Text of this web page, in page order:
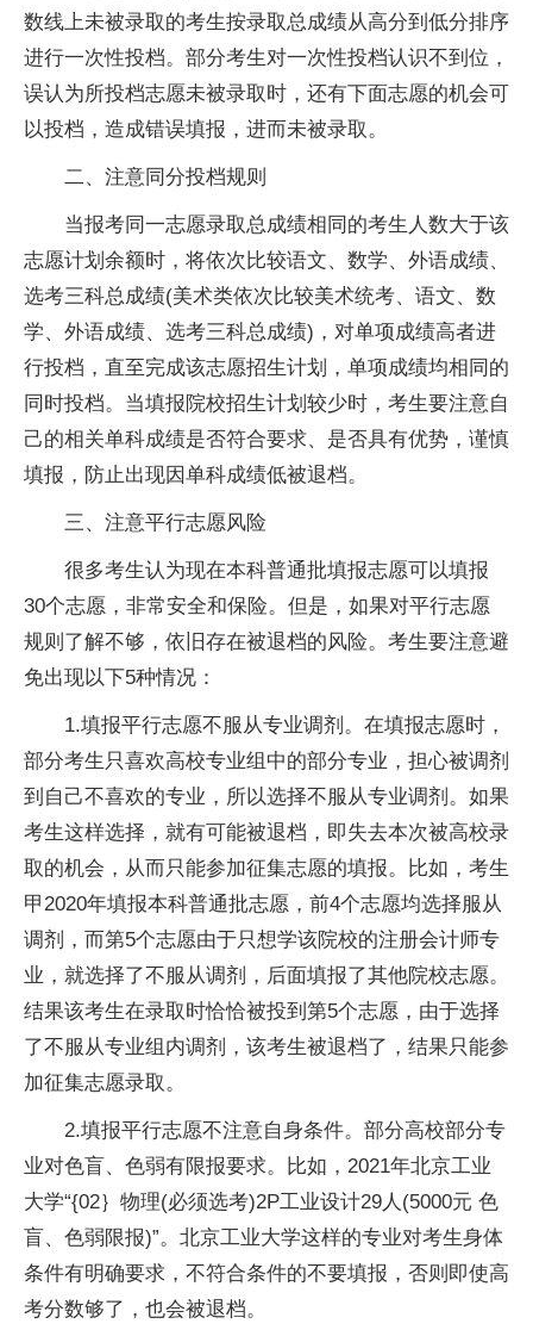
数线上未被录取的考生按录取总成绩从高分到低分排序
进行一次性投档。部分考生对一次性投档认识不到位，
误认为所投档志愿未被录取时，还有下面志愿的机会可
以投档，造成错误填报，进而未被录取。
二、注意同分投档规则
当报考同一志愿录取总成绩相同的考生人数大于该
志愿计划余额时，将依次比较语文、数学、外语成绩、
选考三科总成绩(美术类依次比较美术统考、语文、数
学、外语成绩、选考三科总成绩)，对单项成绩高者进
行投档，直至完成该志愿招生计划，单项成绩均相同的
同时投档。当填报院校招生计划较少时，考生要注意自
己的相关单科成绩是否符合要求、是否具有优势，谨慎
填报，防止出现因单科成绩低被退档。
三、注意平行志愿风险
很多考生认为现在本科普通批填报志愿可以填报
30个志愿，非常安全和保险。但是，如果对平行志愿
规则了解不够，依旧存在被退档的风险。考生要注意避
免出现以下5种情况：
1.填报平行志愿不服从专业调剂。在填报志愿时，
部分考生只喜欢高校专业组中的部分专业，担心被调剂
到自己不喜欢的专业，所以选择不服从专业调剂。如果
考生这样选择，就有可能被退档，即失去本次被高校录
取的机会，从而只能参加征集志愿的填报。比如，考生
甲2020年填报本科普通批志愿，前4个志愿均选择服从
调剂，而第5个志愿由于只想学该院校的注册会计师专
业，就选择了不服从调剂，后面填报了其他院校志愿。
结果该考生在录取时恰恰被投到第5个志愿，由于选择
了不服从专业组内调剂，该考生被退档了，结果只能参
加征集志愿录取。
2.填报平行志愿不注意自身条件。部分高校部分专
业对色盲、色弱有限报要求。比如，2021年北京工业
大学“{02｝物理(必须选考)2P工业设计29人(5000元 色
盲、色弱限报)”。北京工业大学这样的专业对考生身体
条件有明确要求，不符合条件的不要填报，否则即使高
考分数够了，也会被退档。